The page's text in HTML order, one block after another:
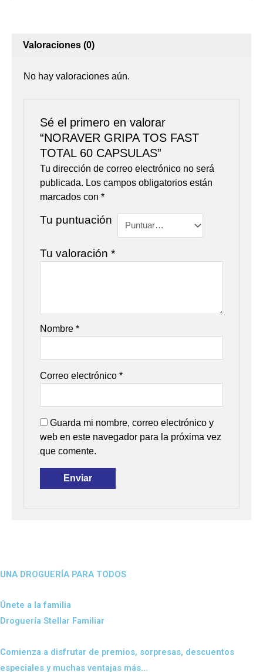
Valoraciones (0)
No hay valoraciones aún.
Sé el primero en valorar
“NORAVER GRIPA TOS FAST
TOTAL 60 CAPSULAS”
Tu dirección de correo electrónico no será
publicada. Los campos obligatorios están
marcados con *
Tu puntuación
Tu valoración *
Nombre *
Correo electrónico *
Guarda mi nombre, correo electrónico y
web en este navegador para la próxima vez
que comente.
UNA DROGUERÍA PARA TODOS
Únete a la familia
Droguería Stellar Familiar
Comienza a disfrutar de premios, sorpresas, descuentos
especiales y muchas ventajas más...